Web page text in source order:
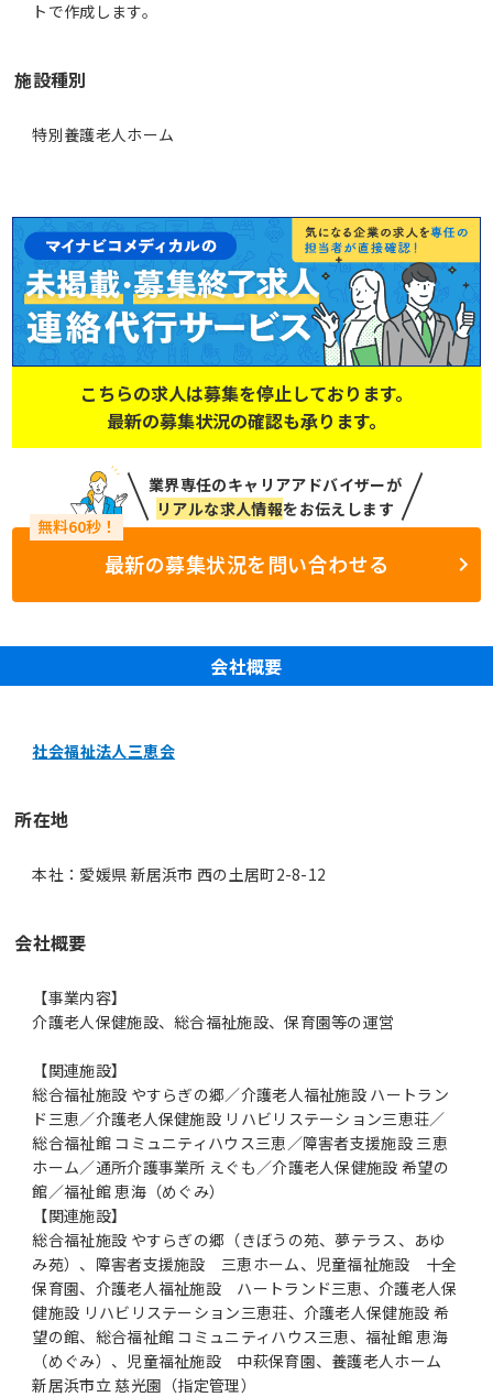
施設種別
特別養護老人ホーム
こちらの求人は募集を停止しております。
最新の募集状況の確認も承ります。
業界専任のキャリアアドバイザーが
リアルな求人情報をお伝えします
最新の募集状況を問い合わせる
会社概要
社会福祉法人三恵会
所在地
本社：愛媛県 新居浜市 西の土居町2-8-12
会社概要
【事業内容】
介護老人保健施設、総合福祉施設、保育園等の運営
【関連施設】
総合福祉施設 やすらぎの郷／介護老人福祉施設 ハートラン
ド三恵／介護老人保健施設 リハビリステーション三恵荘／
総合福祉館 コミュニティハウス三恵／障害者支援施設 三恵
ホーム／通所介護事業所 えぐも／介護老人保健施設 希望の
館／福祉館 恵海（めぐみ）
【関連施設】
総合福祉施設 やすらぎの郷（きぼうの苑、夢テラス、あゆ
み苑）、障害者支援施設 三恵ホーム、児童福祉施設 十全
保育園、介護老人福祉施設 ハートランド三恵、介護老人保
健施設 リハビリステーション三恵荘、介護老人保健施設 希
望の館、総合福祉館 コミュニティハウス三恵、福祉館 恵海
（めぐみ）、児童福祉施設 中萩保育園、養護老人ホーム
新居浜市立 慈光園（指定管理）